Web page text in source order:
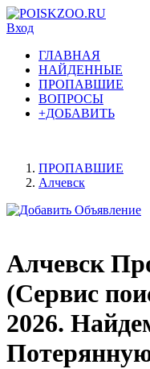
Вход
ГЛАВНАЯ
НАЙДЕННЫЕ
ПРОПАВШИЕ
ВОПРОСЫ
+ДОБАВИТЬ
ПРОПАВШИЕ
Алчевск
Алчевск
(Сервис
2026.